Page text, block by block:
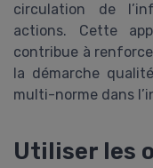
circulation de
actions. Cette
contribue à
la démarche
multi-norme dans
Utiliser les